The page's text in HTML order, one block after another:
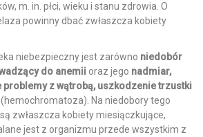
m. in. płci, wieku i stanu zdrowia. O
powinny dbać zwłaszcza kobiety
niebezpieczny jest zarówno niedobór
do anemii oraz jego nadmiar,
problemy z wątrobą, uszkodzenie trzustki
(hemochromatoza). Na niedobory tego
zwłaszcza kobiety miesiączkujące,
jest z organizmu przede wszystkim z